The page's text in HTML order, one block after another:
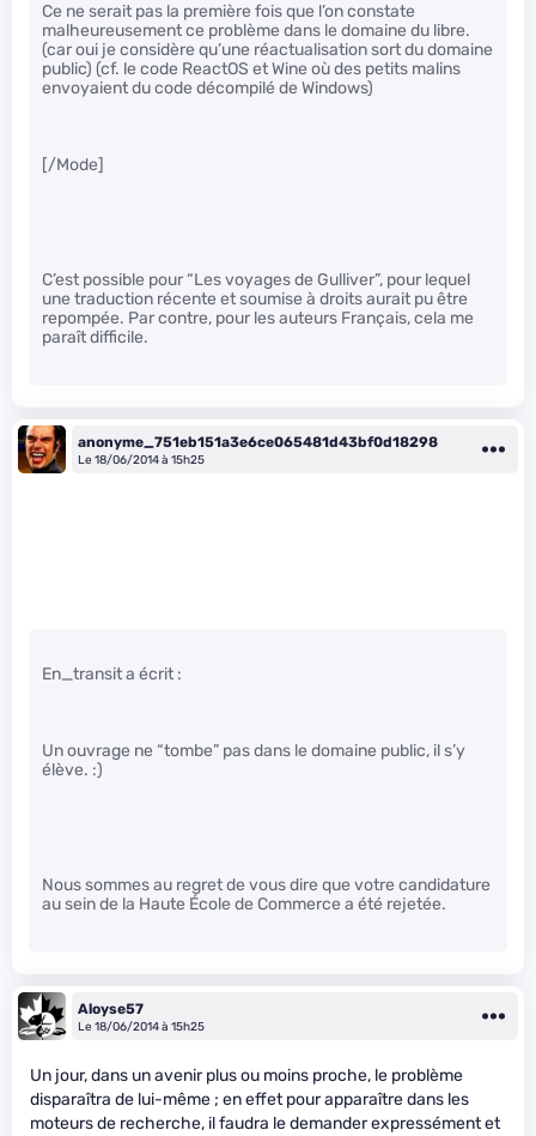
Ce ne serait pas la première fois que l’on constate
malheureusement ce problème dans le domaine du libre.
(car oui je considère qu’une réactualisation sort du domaine
public) (cf. le code ReactOS et Wine où des petits malins
envoyaient du code décompilé de Windows)
[/Mode]
C’est possible pour “Les voyages de Gulliver”, pour lequel
une traduction récente et soumise à droits aurait pu être
repompée. Par contre, pour les auteurs Français, cela me
paraît difficile.
anonyme_751eb151a3e6ce065481d43bf0d18298
Le 18/06/2014 à 15h25
En_transit a écrit :
Un ouvrage ne “tombe” pas dans le domaine public, il s’y
élève. :)
Nous sommes au regret de vous dire que votre candidature
au sein de la Haute École de Commerce a été rejetée.
Aloyse57
Le 18/06/2014 à 15h25
Un jour, dans un avenir plus ou moins proche, le problème
disparaîtra de lui-même ; en effet pour apparaître dans les
moteurs de recherche, il faudra le demander expressément et